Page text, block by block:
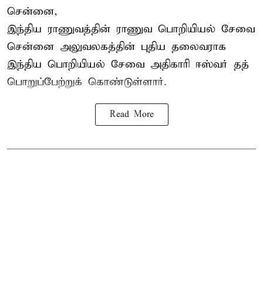
சென்னை,
இந்திய ராணுவத்தின் ராணுவ பொறியியல் சேவை
சென்னை அலுவலகத்தின் புதிய தலைவராக
இந்திய பொறியியல் சேவை அதிகாரி ஈஸ்வர் தத்
பொறுப்பேற்றுக் கொண்டுள்ளார்.
Read More